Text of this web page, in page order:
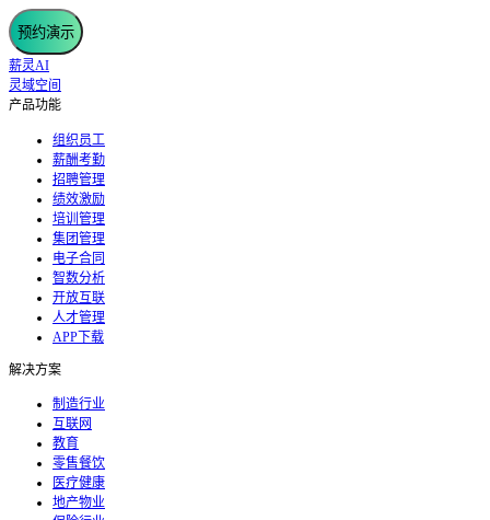
预约演示
薪灵AI
灵域空间
产品功能
组织员工
薪酬考勤
招聘管理
绩效激励
培训管理
集团管理
电子合同
智数分析
开放互联
人才管理
APP下载
解决方案
制造行业
互联网
教育
零售餐饮
医疗健康
地产物业